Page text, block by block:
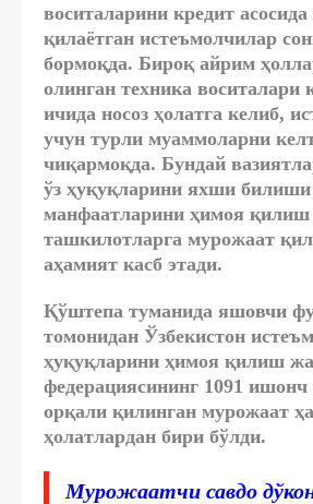
воситаларини кредит асосида
қилаётган истеъмолчилар
бормоқда. Бироқ айрим
олинган техника воситалари
ичида носоз ҳолатга келиб,
учун турли муаммоларни
чиқармоқда. Бундай
ўз ҳуқуқларини яхши
манфаатларини ҳимоя
ташкилотларга мурожаат
аҳамият касб этади.
Қўштепа туманида яшовчи
томонидан Ўзбекистон
ҳуқуқларини ҳимоя қилиш
федерациясининг 1091 ишонч
орқали қилинган мурожаат
ҳолатлардан бири бўлди.
Мурожаатчи савдо